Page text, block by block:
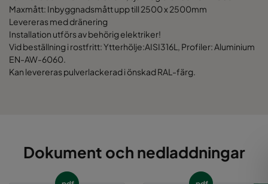
Maxmått: Inbyggnadsmått upp till 2500 x 2500mm
Levereras med dränering
Installation utförs av behörig elektriker!
Vid beställning i rostfritt: Ytterhölje:AISI316L, Profiler: Aluminium
EN-AW-6060.
Kan levereras pulverlackerad i önskad RAL-färg.
Dokument och nedladdningar